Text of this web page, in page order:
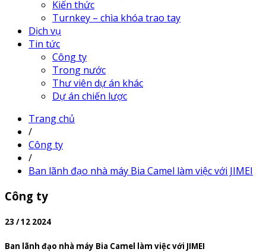
Kiến thức
Turnkey – chìa khóa trao tay
Dịch vụ
Tin tức
Công ty
Trong nước
Thư viên dự án khác
Dự án chiến lược
Trang chủ
/
Công ty
/
Ban lãnh đạo nhà máy Bia Camel làm việc với JIMEI
Công ty
23 / 12 2024
Ban lãnh đạo nhà máy Bia Camel làm việc với JIMEI